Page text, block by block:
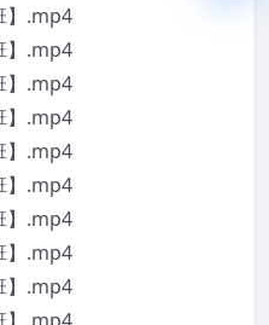
】.mp4
】.mp4
】.mp4
】.mp4
】.mp4
】.mp4
】.mp4
】.mp4
】.mp4